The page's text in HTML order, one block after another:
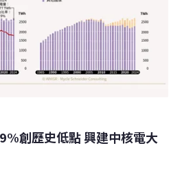
由時報報導）高階核廢選址草案
小核廢有解是台灣能否使用核能
擬「高階核廢料選址條例」草
，並研議縮小公投範圍，以突破
方政府拒辦公投而停擺的困境。
創歷史低點 興建中核電大